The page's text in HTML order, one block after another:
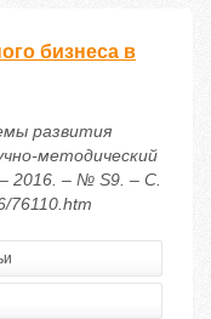
бизнеса в
развития
методический
2016. – № S9. – С.
76110.htm